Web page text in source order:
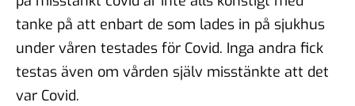
tanke på att enbart de som lades in på sjukhus
under våren testades för Covid. Inga andra fick
testas även om vården själv misstänkte att det
var Covid.